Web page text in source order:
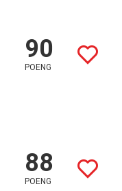
90
POENG
88
POENG